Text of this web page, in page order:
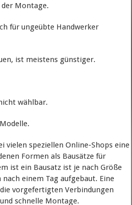
Montage.
für ungeübte Handwerker
ist meistens günstiger.
wählbar.
vielen speziellen Online-Shops eine
Formen als Bausätze für
ist ein Bausatz ist je nach Größe
einem Tag aufgebaut. Eine
vorgefertigten Verbindungen
schnelle Montage.